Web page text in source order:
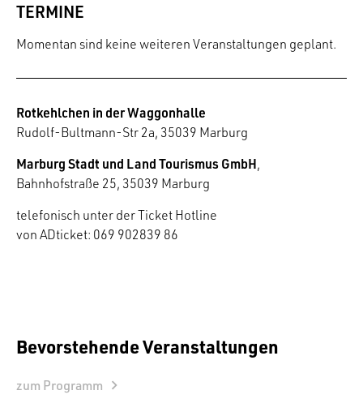
TERMINE
Momentan sind keine weiteren Veranstaltungen geplant.
Rotkehlchen in der Waggonhalle
Rudolf-Bultmann-Str 2a, 35039 Marburg
Marburg Stadt und Land Tourismus GmbH,
Bahnhofstraße 25, 35039 Marburg
telefonisch unter der Ticket Hotline
von ADticket: 069 902839 86
Bevorstehende Veranstaltungen
zum Programm